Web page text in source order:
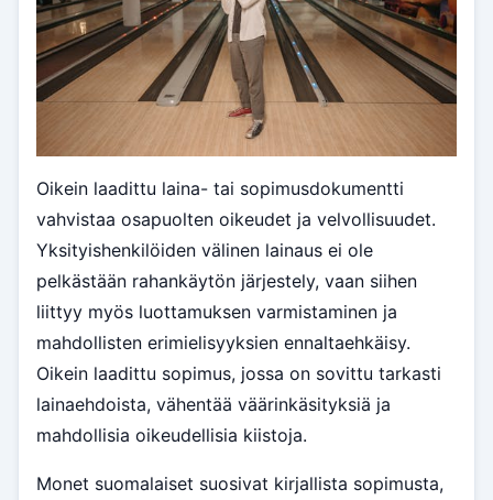
Oikein laadittu laina- tai sopimusdokumentti
vahvistaa osapuolten oikeudet ja velvollisuudet.
Yksityishenkilöiden välinen lainaus ei ole
pelkästään rahankäytön järjestely, vaan siihen
liittyy myös luottamuksen varmistaminen ja
mahdollisten erimielisyyksien ennaltaehkäisy.
Oikein laadittu sopimus, jossa on sovittu tarkasti
lainaehdoista, vähentää väärinkäsityksiä ja
mahdollisia oikeudellisia kiistoja.
Monet suomalaiset suosivat kirjallista sopimusta,